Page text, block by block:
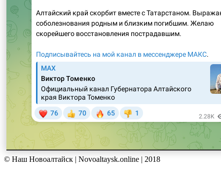
© Наш Новоалтайск | Novoaltaysk.online | 2018